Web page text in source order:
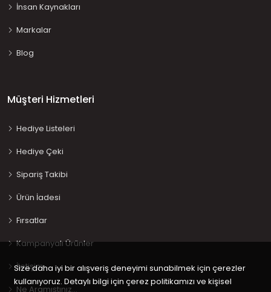
İnsan Kaynakları
Markalar
Blog
Müşteri Hizmetleri
Hediye Listeleri
Hediye Çeki
Sipariş Takibi
Ürün İadesi
Fırsatlar
Kampanyalı Ürünler
İletişim
Ne Aramıştınız…
Size daha iyi bir alışveriş deneyimi sunabilmek için çerezler
kullanıyoruz. Detaylı bilgi için çerez politikamızı ve kişisel